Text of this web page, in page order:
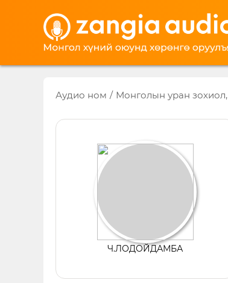
Аудио ном / Монголын уран зохиол,
Ч.ЛОДОЙДАМБА